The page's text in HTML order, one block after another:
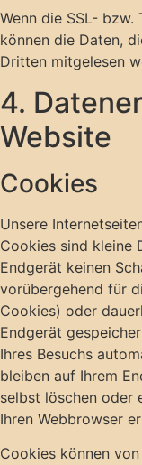
Wenn die SSL-
können die Daten,
Dritten mitgelesen
4.
Website
Cookies
Unsere
Cookies sind kleine
Endgerät keinen
vorübergehend für
Cookies) oder
Endgerät
Ihres Besuchs
bleiben auf Ihrem
selbst löschen oder
Ihren Webbrowser
Cookies können